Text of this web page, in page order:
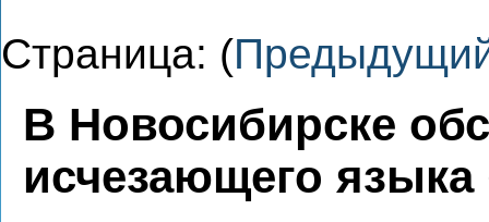
Страница: (
В Новосибирске
исчезающего языка